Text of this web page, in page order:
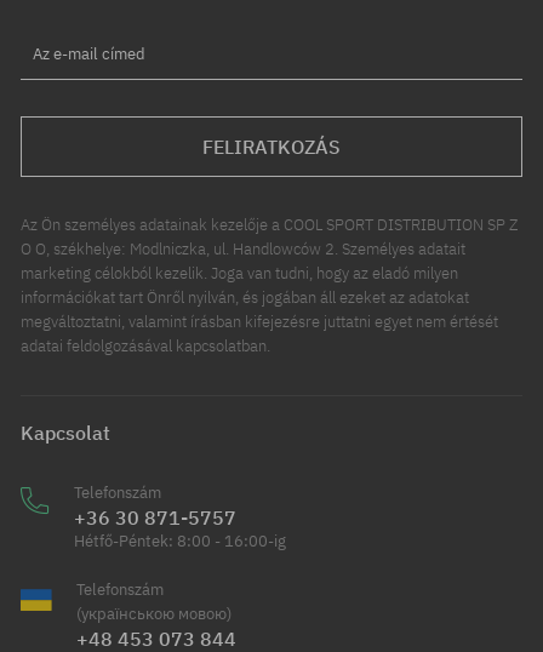
Az e-mail címed
FELIRATKOZÁS
Az Ön személyes adatainak kezelője a COOL SPORT DISTRIBUTION SP Z
O O, székhelye: Modlniczka, ul. Handlowców 2. Személyes adatait
marketing célokból kezelik. Joga van tudni, hogy az eladó milyen
információkat tart Önről nyilván, és jogában áll ezeket az adatokat
megváltoztatni, valamint írásban kifejezésre juttatni egyet nem értését
adatai feldolgozásával kapcsolatban.
Kapcsolat
Telefonszám
+36 30 871-5757
Hétfő-Péntek: 8:00 - 16:00-ig
Telefonszám
(українською мовою)
+48 453 073 844